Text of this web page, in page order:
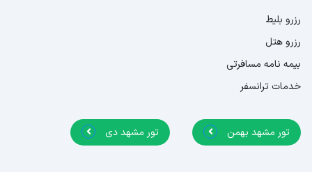
رزرو بلیط
رزرو هتل
بیمه نامه مسافرتی
خدمات ترانسفر
تور مشهد بهمن تور مشهد دی